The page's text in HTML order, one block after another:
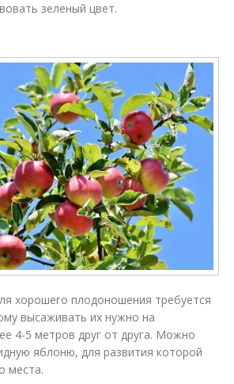
зеленый цвет.
хорошего плодоношения требуется
высаживать их нужно на
4-5 метров друг от друга. Можно
яблоню, для развития которой
места.